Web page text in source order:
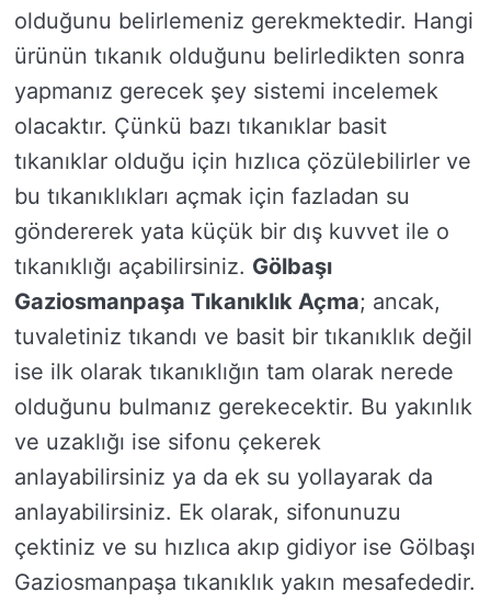
olduğunu belirlemeniz gerekmektedir. Hangi
ürünün tıkanık olduğunu belirledikten sonra
yapmanız gerecek şey sistemi incelemek
olacaktır. Çünkü bazı tıkanıklar basit
tıkanıklar olduğu için hızlıca çözülebilirler ve
bu tıkanıklıkları açmak için fazladan su
göndererek yata küçük bir dış kuvvet ile o
tıkanıklığı açabilirsiniz. Gölbaşı
Gaziosmanpaşa Tıkanıklık Açma; ancak,
tuvaletiniz tıkandı ve basit bir tıkanıklık değil
ise ilk olarak tıkanıklığın tam olarak nerede
olduğunu bulmanız gerekecektir. Bu yakınlık
ve uzaklığı ise sifonu çekerek
anlayabilirsiniz ya da ek su yollayarak da
anlayabilirsiniz. Ek olarak, sifonunuzu
çektiniz ve su hızlıca akıp gidiyor ise Gölbaşı
Gaziosmanpaşa tıkanıklık yakın mesafededir.